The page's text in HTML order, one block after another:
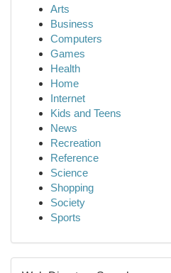
Arts
Business
Computers
Games
Health
Home
Internet
Kids and Teens
News
Recreation
Reference
Science
Shopping
Society
Sports